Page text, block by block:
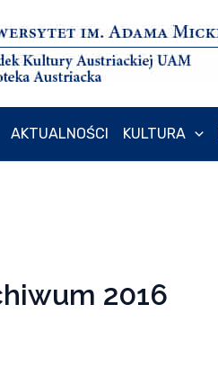
AKTUALNOŚCI KULTURA
2016